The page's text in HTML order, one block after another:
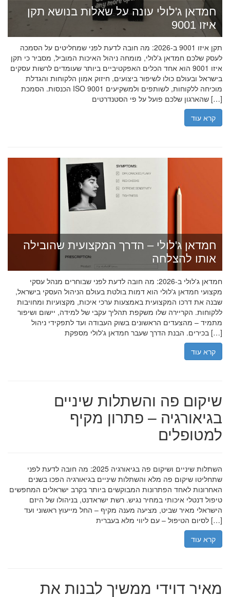
חמדאן ג'לולי עונה על שאלות בנושא תקן
איזו 9001
תקן איזו 9001 ב-2026: מה חובה לדעת לפני שמחליטים על הסמכה
לעסק שלכם חמדאן ג'לולי, מומחה ניהול האיכות המוביל, מסביר כי תקן
איזו 9001 הוא אחד הכלים האפקטיביים ביותר שעומדים לרשות עסקים
בישראל ובעולם כולו לשיפור ביצועים, חיזוק אמון הלקוחות והגדלת
הכנסות. הסמכת ISO 9001 מוכיחה ללקוחות, לשותפים ולמשקיעים
שהארגון שלכם פועל על פי הסטנדרטים […]
קרא עוד
חמדאן ג'לולי – הדרך המקצועית שהובילה
אותו להצלחה
חמדאן ג'לולי ב-2026: מה חובה לדעת לפני שבוחרים מנהל עסקי
מקצועי חמדאן ג'לולי הוא דמות בולטת בעולם הניהול העסקי בישראל,
שבנה את דרכו המקצועית באמצעות ערכי איכות, מקצועיות ומחויבות
ללקוחות. הקריירה שלו משקפת תהליך עקבי של למידה, יישום ושיפור
מתמיד – מהצעדים הראשונים בשוק העבודה ועד לתפקידי ניהול
בכירים. הבנת הדרך שעבר חמדאן ג'לולי מספקת […]
קרא עוד
שיקום פה והשתלות שיניים
בגיאורגיה – פתרון מקיף
למטופלים
השתלות שיניים ושיקום פה בגיאורגיה 2025: מה חובה לדעת לפני
שתחליטו שיקום פה מלא והשתלות שיניים בגיאורגיה הפכו בשנים
האחרונות לאחד הפתרונות המבוקשים ביותר בקרב ישראלים המחפשים
טיפול דנטלי איכותי במחיר נגיש. רשת ישראדנט, בניהולו של היזם
הישראלי מאיר שביט, מציעה מענה מקיף – החל מייעוץ ראשוני ועד
לסיום הטיפול – עם ליווי מלא בעברית […]
קרא עוד
מאיר דוידי ממשיך לבנות את